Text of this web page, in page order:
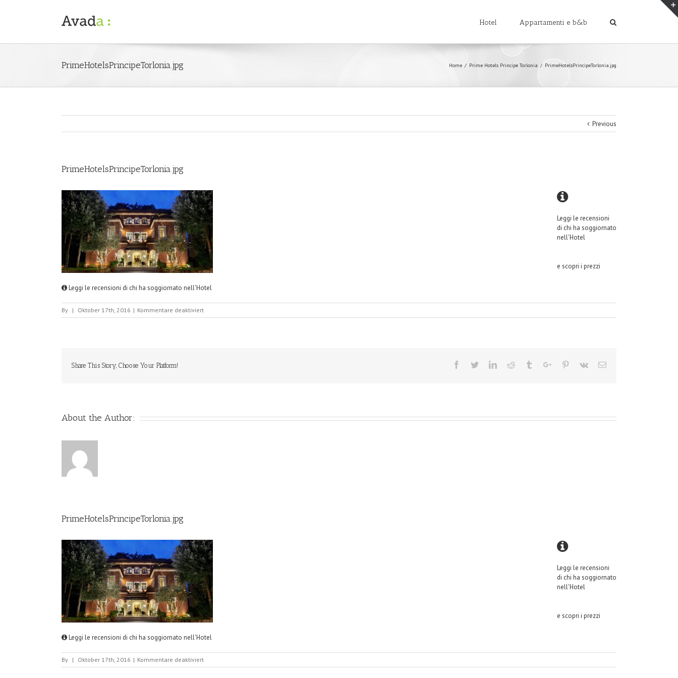
Hotel Appartamenti e b&b
PrimeHotelsPrincipeTorlonia.jpg Home / Prime Hotels Principe Torlonia / PrimeHotelsPrincipeTorlonia.jpg
Previous
PrimeHotelsPrincipeTorlonia.jpg
Leggi le recensioni
di chi ha soggiornato
nell'Hotel
e scopri i prezzi
Leggi le recensioni di chi ha soggiornato nell'Hotel
By | Oktober 17th, 2016 | Kommentare deaktiviertfür
PrimeHotelsPrincipeTorlonia.jpg
Share This Story, Choose Your Platform! Facebook
TwitterLinkedinReddit TumblrGoogle+Pinterest
Vk Email
About the Author:
PrimeHotelsPrincipeTorlonia.jpg
Leggi le recensioni
di chi ha soggiornato
nell'Hotel
e scopri i prezzi
Leggi le recensioni di chi ha soggiornato nell'Hotel
By | Oktober 17th, 2016 | Kommentare deaktiviertfür
PrimeHotelsPrincipeTorlonia.jpg